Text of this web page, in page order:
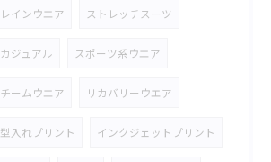
レインウエア ストレッチスーツ
カジュアル スポーツ系ウエア
チームウエア リカバリーウエア
型入れプリント インクジェットプリント